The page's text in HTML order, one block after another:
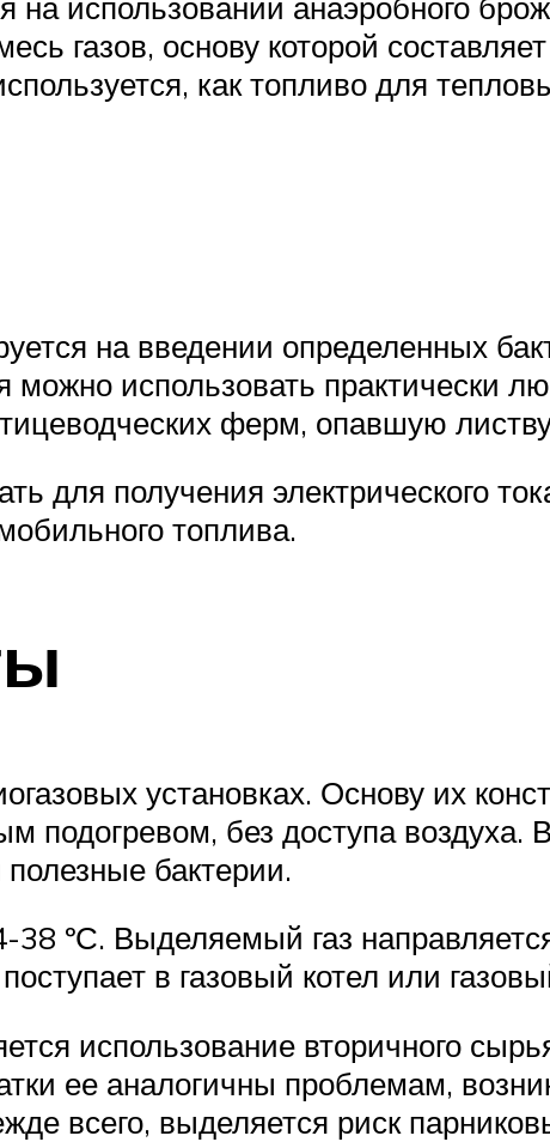
газов, основу которой
как топливо для
на введении определенных
использовать практически
ферм, опавшую
для получения электрического
топлива.
установках. Основу их
подогревом, без доступа воздуха.
бактерии.
ºС. Выделяемый газ
в газовый котел или
использование вторичного
ее аналогичны проблемам,
всего, выделяется риск